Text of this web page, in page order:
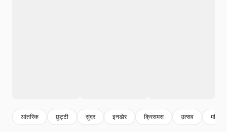
आंतरिक छुट्टी सुंदर इनडोर क्रिसमस उत्सव महिला